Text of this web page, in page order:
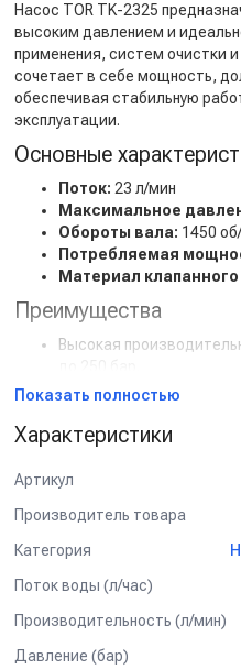
Насос TOR TK-2325
высоким давлением и
применения, систем очистки
сочетает в себе мощность,
обеспечивая стабильную
эксплуатации.
Основные
Поток: 23 л/мин
Максимальное
Обороты вала: 1450
Потребляемая
Материал клапанного
Преимущества
Высокая
Надёжная конструкция,
Клапанный блок из
Мощный двигатель 11
Оптимальные обороты
плавной и долговечной
TOR TK-2325 — мощный и
для стабильной работы
профессиональных
Данный товар доступен
Показать полностью
Характеристики
Артикул
Производитель товара
Категория
Поток воды (л/час)
Производительность (л/мин)
Давление (бар)